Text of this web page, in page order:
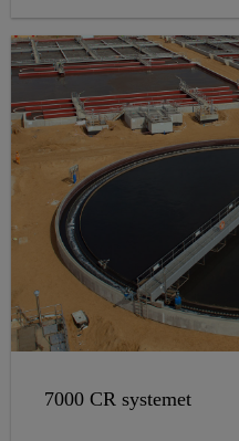
7000 CR systemet